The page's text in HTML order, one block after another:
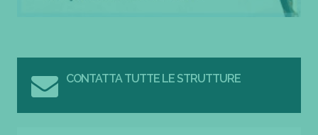
CONTATTA TUTTE LE STRUTTURE